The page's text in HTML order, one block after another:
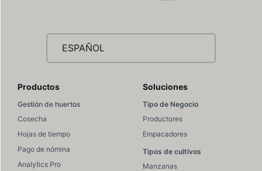
ESPAÑOL
Productos
Gestión de huertos
Cosecha
Hojas de tiempo
Pago de nómina
Analytics Pro
Soluciones
Tipo de Negocio
Productores
Empacadores
Tipos de cultivos
Manzanas